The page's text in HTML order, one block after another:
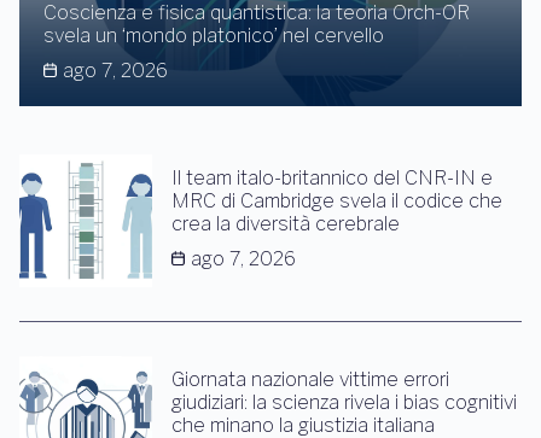
Coscienza e fisica quantistica: la teoria Orch-OR
svela un ‘mondo platonico’ nel cervello
ago 7, 2026
Il team italo-britannico del CNR-IN e
MRC di Cambridge svela il codice che
crea la diversità cerebrale
ago 7, 2026
Giornata nazionale vittime errori
giudiziari: la scienza rivela i bias cognitivi
che minano la giustizia italiana